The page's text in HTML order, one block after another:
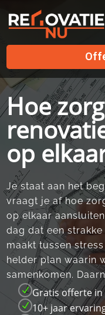
Hoe
op
Je staat aan het
vraagt je af hoe
op elkaar
dag dat een
maakt tussen
helder plan waarin
samenkomen.​
N Gratis offerte in
N 10+ jaar